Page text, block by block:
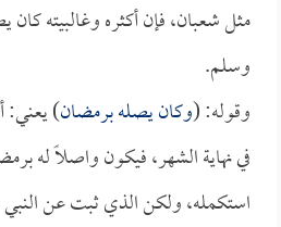
مثل شعبان، فإن أكثره وغالبيته كان
وسلم.
وقوله: (وكان يصله برمضان) يعني:
في نهاية الشهر، فيكون واصلاً له
استكمله، ولكن الذي ثبت عن النبي